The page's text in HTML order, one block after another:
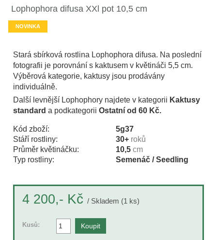
Lophophora difusa XXl pot 10,5 cm
NOVINKA
Stará sbírková rostlina Lophophora difusa. Na poslední
fotografii je porovnání s kaktusem v květináči 5,5 cm.
Výběrová kategorie, kaktusy jsou prodávány
individuálně.
Další levnější Lophophory najdete v kategorii Kaktusy
standard a podkategorii Ostatní od 60 Kč.
Kód zboží:
5g37
Stáří rostliny:
30+ roků
Průměr květináčku:
10,5 cm
Typ rostliny:
Semenáč / Seedling
4 200,- Kč / Skladem (1 ks)
Kusů: